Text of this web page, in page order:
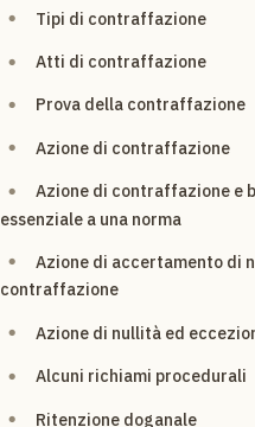
Tipi di contraffazione
Atti di contraffazione
Prova della contraffazione
Azione di contraffazione
Azione di contraffazione e
essenziale a una norma
Azione di accertamento di
contraffazione
Azione di nullità ed
Alcuni richiami procedurali
Ritenzione doganale